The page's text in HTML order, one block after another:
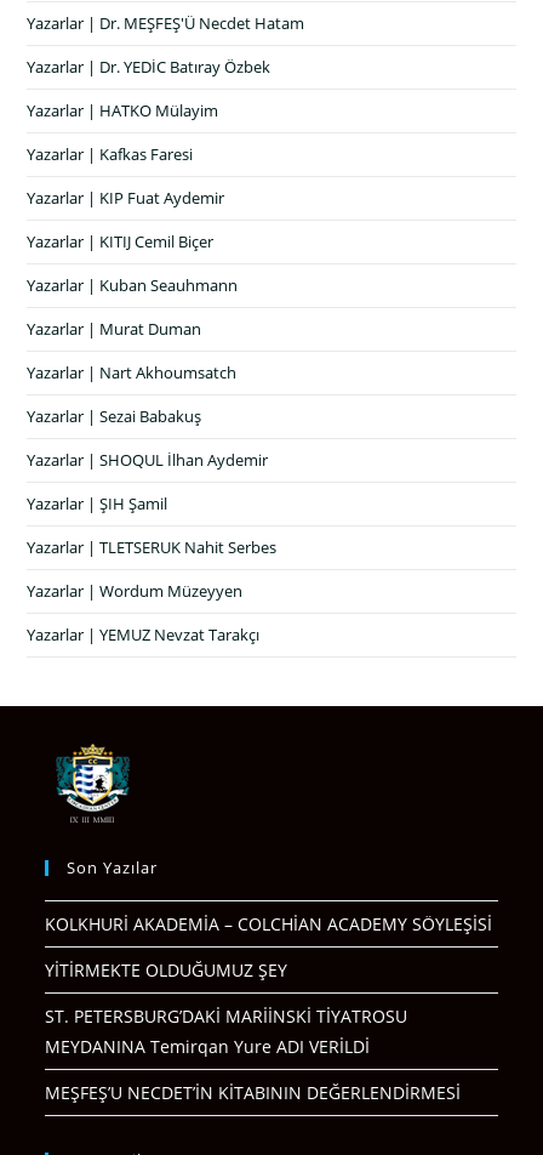
Yazarlar | Dr. MEŞFEŞ'Ü Necdet Hatam
Yazarlar | Dr. YEDİC Batıray Özbek
Yazarlar | HATKO Mülayim
Yazarlar | Kafkas Faresi
Yazarlar | KIP Fuat Aydemir
Yazarlar | KITIJ Cemil Biçer
Yazarlar | Kuban Seauhmann
Yazarlar | Murat Duman
Yazarlar | Nart Akhoumsatch
Yazarlar | Sezai Babakuş
Yazarlar | SHOQUL İlhan Aydemir
Yazarlar | ŞIH Şamil
Yazarlar | TLETSERUK Nahit Serbes
Yazarlar | Wordum Müzeyyen
Yazarlar | YEMUZ Nevzat Tarakçı
Son Yazılar
KOLKHURİ AKADEMİA – COLCHİAN ACADEMY SÖYLEŞİSİ
YİTİRMEKTE OLDUĞUMUZ ŞEY
ST. PETERSBURG’DAKİ MARİİNSKİ TİYATROSU
MEYDANINA Temirqan Yure ADI VERİLDİ
MEŞFEŞ’U NECDET’İN KİTABININ DEĞERLENDİRMESİ